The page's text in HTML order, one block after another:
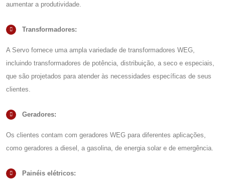
aumentar a produtividade.
Transformadores:
A Servo fornece uma ampla variedade de transformadores WEG,
incluindo transformadores de potência, distribuição, a seco e especiais,
que são projetados para atender às necessidades específicas de seus
clientes.
Geradores:
Os clientes contam com geradores WEG para diferentes aplicações,
como geradores a diesel, a gasolina, de energia solar e de emergência.
Painéis elétricos: